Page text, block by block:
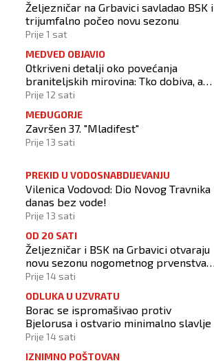
Željezničar na Grbavici savladao BSK i
trijumfalno počeo novu sezonu
Prije 1 sat
MEDVED OBJAVIO
Otkriveni detalji oko povećanja
braniteljskih mirovina: Tko dobiva, a
tko ne
Prije 12 sati
MEĐUGORJE
Završen 37. "Mladifest"
Prije 13 sati
PREKID U VODOSNABDIJEVANJU
Vilenica Vodovod: Dio Novog Travnika
danas bez vode!
Prije 13 sati
OD 20 SATI
Željezničar i BSK na Grbavici otvaraju
novu sezonu nogometnog prvenstva
BiH
Prije 14 sati
ODLUKA U UZVRATU
Borac se ispromašivao protiv
Bjelorusa i ostvario minimalno slavlje
Prije 14 sati
IZNIMNO POŠTOVAN